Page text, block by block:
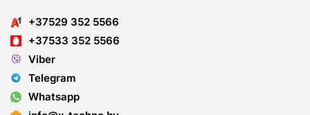
+37529 352 5566
+37533 352 5566
Viber
Telegram
Whatsapp